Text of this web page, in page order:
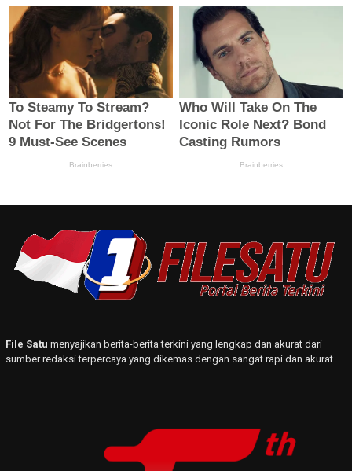
File Satu menyajikan berita-berita terkini yang lengkap dan akurat dari
sumber redaksi terpercaya yang dikemas dengan sangat rapi dan akurat.